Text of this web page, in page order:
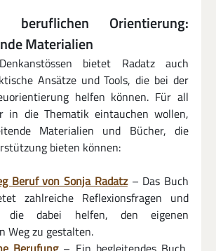
Orientierung:
Materialien
bietet Radatz auch
Ansätze und Tools, die bei der
helfen können. Für all
in die Thematik eintauchen wollen,
Materialien und Bücher, die
bieten können:
Beruf von Sonja Radatz – Das Buch
zahlreiche Reflexionsfragen und
die dabei helfen, den eigenen
Weg zu gestalten.